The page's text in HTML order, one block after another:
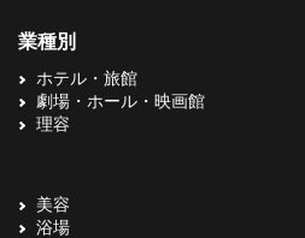
業種別
ホテル・旅館
劇場・ホール・映画館
理容
美容
浴場